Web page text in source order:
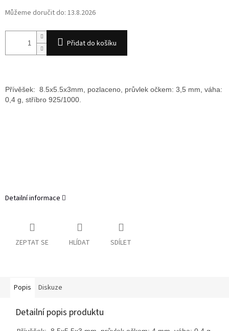
Můžeme doručit do: 13.8.2026
Přidat do košíku
Přívěšek: 8.5x5.5x3mm, pozlaceno, průvlek očkem: 3,5 mm, váha:
0,4 g, stříbro 925/1000.
Detailní informace
ZEPTAT SE HLÍDAT SDÍLET
Popis Diskuze
Detailní popis produktu